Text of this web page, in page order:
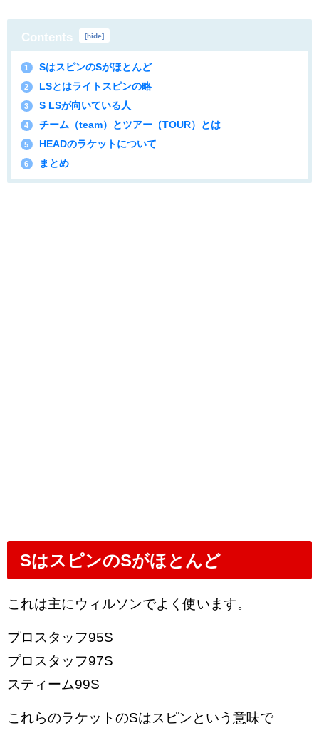
Contents [hide]
1 SはスピンのSがほとんど
2 LSとはライトスピンの略
3 S LSが向いている人
4 チーム（team）とツアー（TOUR）とは
5 HEADのラケットについて
6 まとめ
SはスピンのSがほとんど
これは主にウィルソンでよく使います。
プロスタッフ95S
プロスタッフ97S
スティーム99S
これらのラケットのSはスピンという意味で